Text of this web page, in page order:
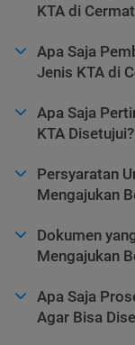
KTA di
Apa Saja
Jenis KTA di
Apa Saja
KTA Disetujui?
Persyaratan
Mengajukan
Dokumen
Mengajukan
Apa Saja
Agar Bisa